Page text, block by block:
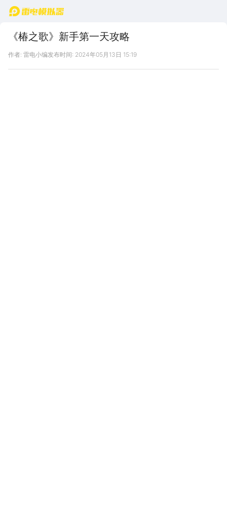
首页
《椿之歌》新手第一天攻略
作者: 雷电小编发布时间: 2024年05月13日 15:19